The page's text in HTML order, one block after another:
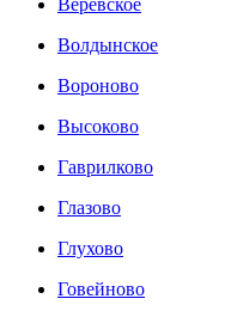
Веревское
Волдынское
Вороново
Высоково
Гаврилково
Глазово
Глухово
Говейново